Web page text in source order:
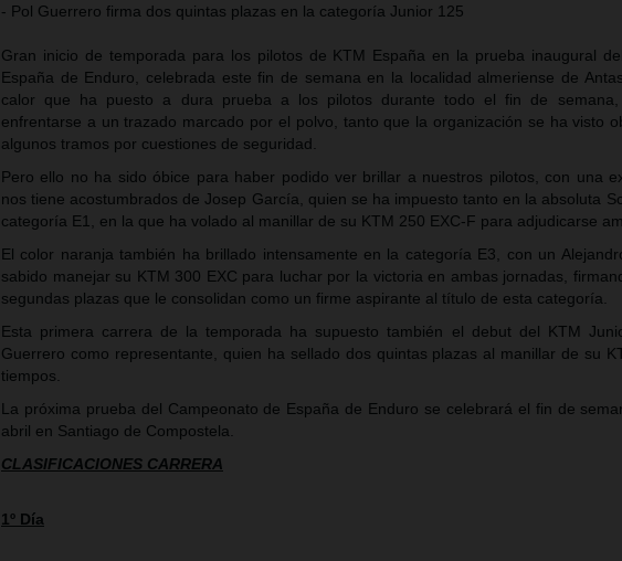
- Pol Guerrero firma dos quintas plazas en la categoría Junior 125
Gran inicio de temporada para los pilotos de KTM España en la prueba inaugural
España de Enduro, celebrada este fin de semana en la localidad almeriense de
calor que ha puesto a dura prueba a los pilotos durante todo el fin de
enfrentarse a un trazado marcado por el polvo, tanto que la organización se ha visto
algunos tramos por cuestiones de seguridad.
Pero ello no ha sido óbice para haber podido ver brillar a nuestros pilotos, con una
nos tiene acostumbrados de Josep García, quien se ha impuesto tanto en la absoluta
categoría E1, en la que ha volado al manillar de su KTM 250 EXC-F para adjudicarse
El color naranja también ha brillado intensamente en la categoría E3, con un
sabido manejar su KTM 300 EXC para luchar por la victoria en ambas jornadas,
segundas plazas que le consolidan como un firme aspirante al título de esta categoría.
Esta primera carrera de la temporada ha supuesto también el debut del KTM
Guerrero como representante, quien ha sellado dos quintas plazas al manillar de su
tiempos.
La próxima prueba del Campeonato de España de Enduro se celebrará el fin de
abril en Santiago de Compostela.
CLASIFICACIONES CARRERA
1º Día